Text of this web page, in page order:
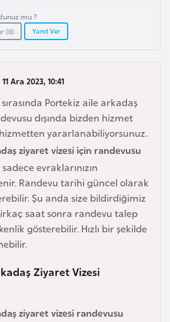
mu ?
(0) Yanıt Ver
Ara 2023, 10:41
Portekiz aile arkadaş
dışında bizden hizmet
hizmetten yararlanabiliyorsunuz.
ziyaret vizesi için randevusu
evraklarınızın
Randevu tarihi güncel olarak
Şu anda size bildirdiğimiz
saat sonra randevu talep
gösterebilir. Hızlı bir şekilde
Ziyaret Vizesi
ziyaret vizesi randevusu